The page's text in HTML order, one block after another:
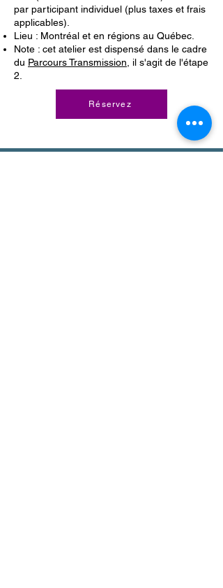
par participant individuel (plus taxes et frais
applicables).
Lieu : Montréal et en régions au Québec.
Note : cet atelier est dispensé dans le cadre
du Parcours Transmission , il s'agit de l'étape
2.
Réservez